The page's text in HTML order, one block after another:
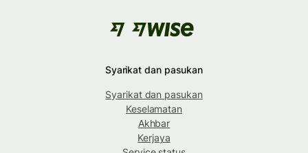
Syarikat dan pasukan
Syarikat dan pasukan
Keselamatan
Akhbar
Kerjaya